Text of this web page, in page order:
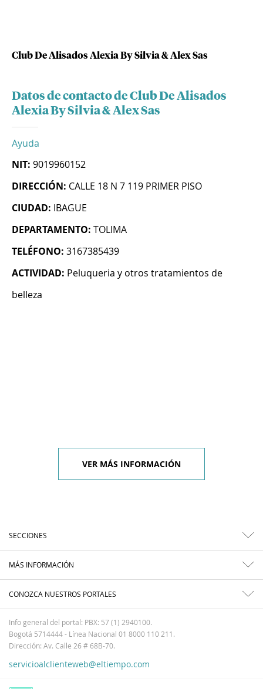
Club De Alisados Alexia By Silvia & Alex Sas
Datos de contacto de Club De Alisados
Alexia By Silvia & Alex Sas
Ayuda
NIT: 9019960152
DIRECCIÓN: CALLE 18 N 7 119 PRIMER PISO
CIUDAD: IBAGUE
DEPARTAMENTO: TOLIMA
TELÉFONO: 3167385439
ACTIVIDAD: Peluqueria y otros tratamientos de
belleza
VER MÁS INFORMACIÓN
SECCIONES
MÁS INFORMACIÓN
CONOZCA NUESTROS PORTALES
Info general del portal: PBX: 57 (1) 2940100.
Bogotá 5714444 - Línea Nacional 01 8000 110 211.
Dirección: Av. Calle 26 # 68B-70.
servicioalclienteweb@eltiempo.com